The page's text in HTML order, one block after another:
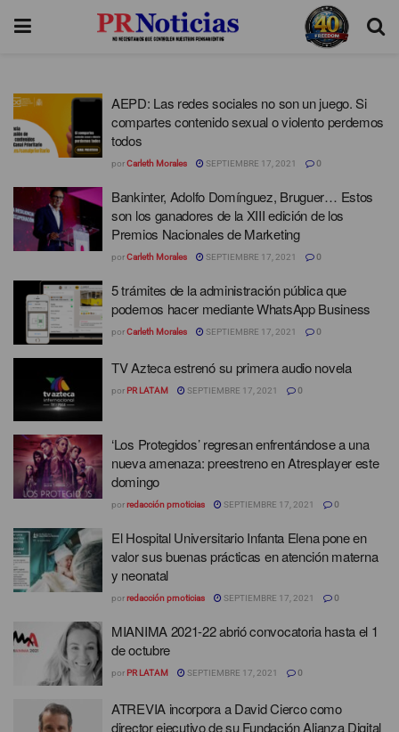
AEPD: Las redes sociales no son un juego. Si
compartes contenido sexual o violento perdemos
todos
porCarleth Morales SEPTIEMBRE 17, 2021 0
Bankinter, Adolfo Domínguez, Bruguer… Estos
son los ganadores de la XIII edición de los
Premios Nacionales de Marketing
porCarleth Morales SEPTIEMBRE 17, 2021 0
5 trámites de la administración pública que
podemos hacer mediante WhatsApp Business
porCarleth Morales SEPTIEMBRE 17, 2021 0
TV Azteca estrenó su primera audio novela
por PR LATAM SEPTIEMBRE 17, 2021 0
‘Los Protegidos’ regresan enfrentándose a una
nueva amenaza: preestreno en Atresplayer este
domingo
porredacción prnoticias SEPTIEMBRE 17, 2021 0
El Hospital Universitario Infanta Elena pone en
valor sus buenas prácticas en atención materna
y neonatal
porredacción prnoticias SEPTIEMBRE 17, 2021 0
MIANIMA 2021-22 abrió convocatoria hasta el 1
de octubre
por PR LATAM SEPTIEMBRE 17, 2021 0
ATREVIA incorpora a David Cierco como
director ejecutivo de su Fundación Alianza Digital